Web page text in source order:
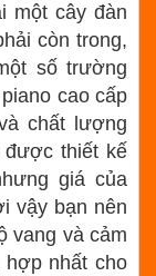
một cây đàn
còn trong,
số trường
cao cấp
chất lượng
được thiết kế
giá của
vậy bạn nên
vang và cảm
hợp nhất cho